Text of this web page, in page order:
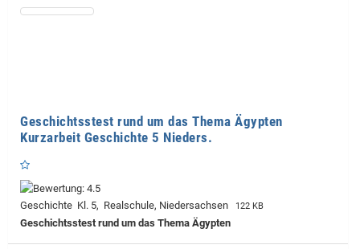
Geschichtsstest rund um das Thema Ägypten
Kurzarbeit Geschichte 5 Nieders.
Geschichte Kl. 5, Realschule, Niedersachsen 122 KB
Geschichtsstest rund um das Thema Ägypten